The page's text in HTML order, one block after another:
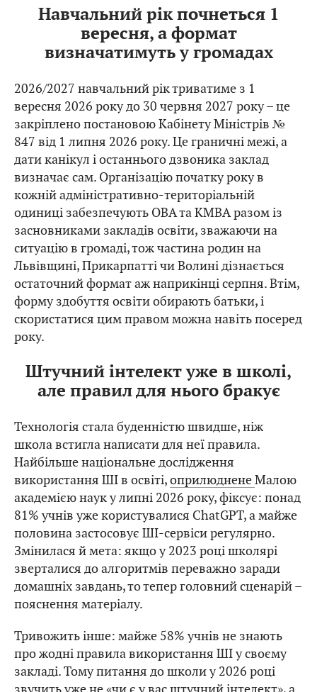
Навчальний рік почнеться 1
вересня, а формат
визначатимуть у громадах
2026/2027 навчальний рік триватиме з 1
вересня 2026 року до 30 червня 2027 року – це
закріплено постановою Кабінету Міністрів №
847 від 1 липня 2026 року. Це граничні межі, а
дати канікул і останнього дзвоника заклад
визначає сам. Організацію початку року в
кожній адміністративно-територіальній
одиниці забезпечують ОВА та КМВА разом із
засновниками закладів освіти, зважаючи на
ситуацію в громаді, тож частина родин на
Львівщині, Прикарпатті чи Волині дізнається
остаточний формат аж наприкінці серпня. Втім,
форму здобуття освіти обирають батьки, і
скористатися цим правом можна навіть посеред
року.
Штучний інтелект уже в школі,
але правил для нього бракує
Технологія стала буденністю швидше, ніж
школа встигла написати для неї правила.
Найбільше національне дослідження
використання ШІ в освіті,оприлюдненеМалою
академією наук у липні 2026 року, фіксує: понад
81% учнів уже користувалися ChatGPT, а майже
половина застосовує ШІ-сервіси регулярно.
Змінилася й мета: якщо у 2023 році школярі
зверталися до алгоритмів переважно заради
домашніх завдань, то тепер головний сценарій –
пояснення матеріалу.
Тривожить інше: майже 58% учнів не знають
про жодні правила використання ШІ у своєму
закладі. Тому питання до школи у 2026 році